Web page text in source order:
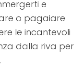
e
o pagaiare
le incantevoli
dalla riva per